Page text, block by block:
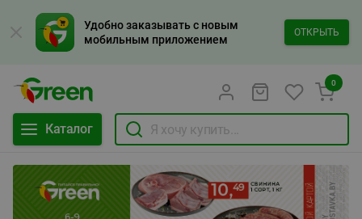
Удобно заказывать с новым
мобильным приложением
ОТКРЫТЬ
Каталог
0